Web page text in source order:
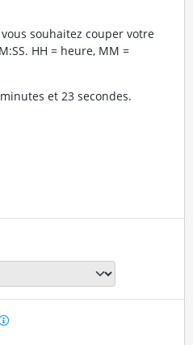
souhaitez couper votre
HH = heure, MM =
et 23 secondes.